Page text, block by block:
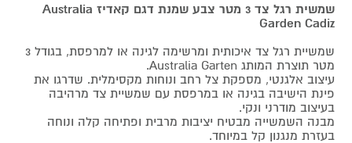
שמשית רגל צד 3 מטר צבע שמנת דגם קאדיז Australia
Garden Cadiz
שמשיית רגל צד איכותית ומרשימה לגינה או למרפסת, בגודל 3
מטר תוצרת המותג Australia Garten.
עיצוב אלגנטי, מספקת צל רחב ונוחות מקסימלית. שדרגו את
פינת הישיבה בגינה או במרפסת עם שמשיית צד מרהיבה
בעיצוב מודרני ונקי.
מבנה השמשייה מבטיח יציבות מרבית ופתיחה קלה ונוחה
בעזרת מנגנון קל במיוחד.